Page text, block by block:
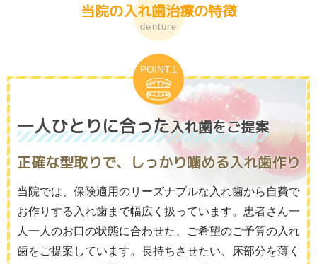
当院の入れ歯治療の特徴
denture
一人ひとりに合った入れ歯をご提案
正確な型取りで、しっかり噛める入れ歯作り
当院では、保険適用のリーズナブルな入れ歯から自費で
お作りする入れ歯まで幅広く扱っています。患者さん一
人一人のお口の状態に合わせた、ご希望のご予算の入れ
歯をご提案しています。長持ちさせたい、床部分を薄く